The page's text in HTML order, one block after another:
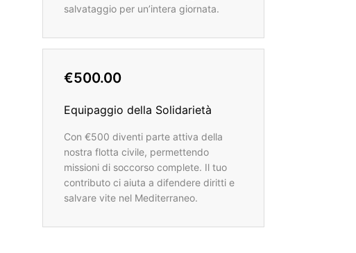
salvataggio per un’intera giornata.
€500.00
Equipaggio della Solidarietà
Con €500 diventi parte attiva della
nostra flotta civile, permettendo
missioni di soccorso complete. Il tuo
contributo ci aiuta a difendere diritti e
salvare vite nel Mediterraneo.